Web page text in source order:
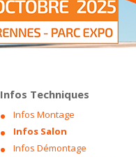
Infos Techniques
Infos Montage
Infos Salon
Infos Démontage